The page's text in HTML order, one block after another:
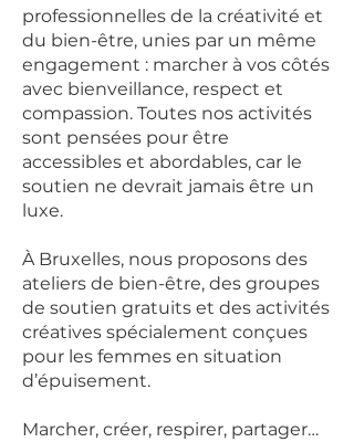
professionnelles de la créativité et
du bien-être, unies par un même
engagement : marcher à vos côtés
avec bienveillance, respect et
compassion. Toutes nos activités
sont pensées pour être
accessibles et abordables, car le
soutien ne devrait jamais être un
luxe.
À Bruxelles, nous proposons des
ateliers de bien-être, des groupes
de soutien gratuits et des activités
créatives spécialement conçues
pour les femmes en situation
d’épuisement.
Marcher, créer, respirer, partager…